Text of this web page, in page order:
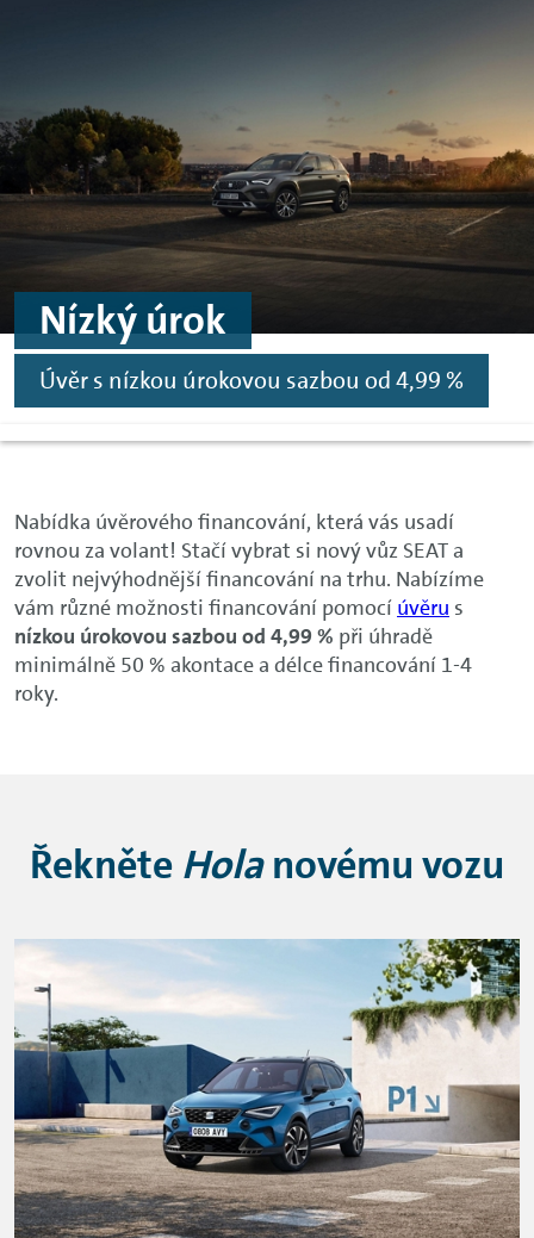
Nízký úrok
Úvěr s nízkou úrokovou sazbou od 4,99 %
Nabídka úvěrového financování, která vás usadí
rovnou za volant! Stačí vybrat si nový vůz SEAT a
zvolit nejvýhodnější financování na trhu. Nabízíme
vám různé možnosti financování pomocí úvěru s
nízkou úrokovou sazbou od 4,99 % při úhradě
minimálně 50 % akontace a délce financování 1-4
roky.
Řekněte Holanovému vozu